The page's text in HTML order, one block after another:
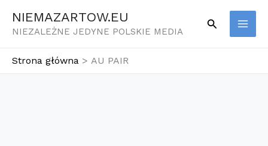
NIEMAZARTOW.EU
NIEZALEŻNE JEDYNE POLSKIE MEDIA
Szukaj
Strona główna AU PAIR